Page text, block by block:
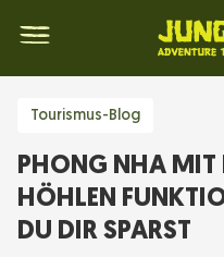
Tourismus-Blog
PHONG NHA MIT
HÖHLEN
DU DIR SPARST